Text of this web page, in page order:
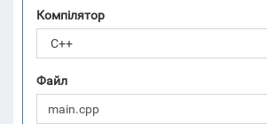
Компілятор
C++
Файл